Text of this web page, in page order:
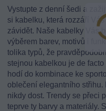
Vystupte z denní šedi a
si kabelku, která rozzáří
závidět. Naše kabelky Vás
výběrem barev, motivů i
tolika typů, že
stejnou kabelkou je de
hodí do kombinace ke
oblečení elegantního
nikdy dost. Trendy se přeci
teprve ty barvy a materiály.